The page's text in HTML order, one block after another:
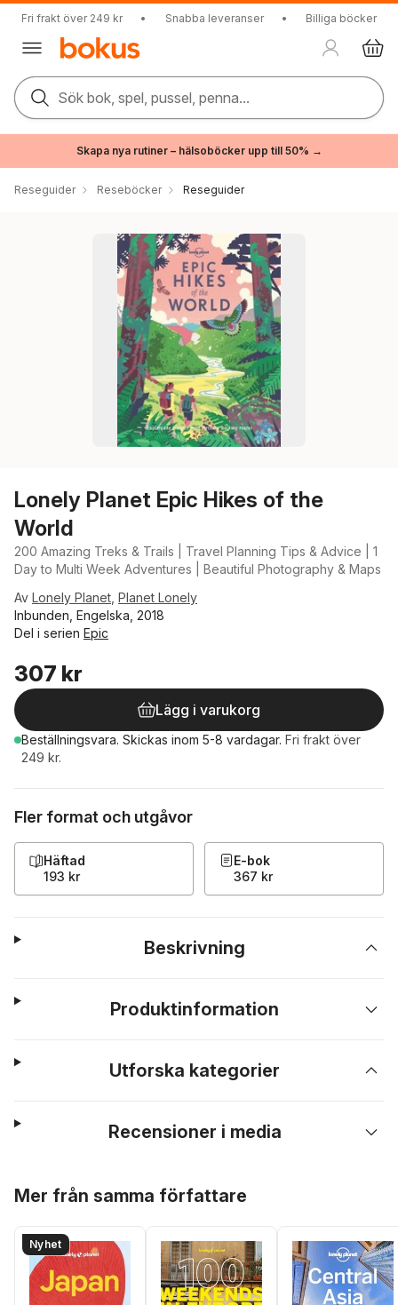
Fri frakt över 249 kr • Snabba leveranser • Billiga böcker
Sök bok, spel, pussel, penna...
Skapa nya rutiner – hälsoböcker upp till 50% →
Reseguider Reseböcker Reseguider
Lonely Planet Epic Hikes of the
World
200 Amazing Treks & Trails | Travel Planning Tips & Advice | 1
Day to Multi Week Adventures | Beautiful Photography & Maps
Av Lonely Planet Planet Lonely
Inbunden, Engelska, 2018
Del i serien Epic
307 kr
Lägg i varukorg
Beställningsvara. Skickas inom 5-8 vardagar. Fri frakt över
249 kr.
Fler format och utgåvor
Häftad
193 kr
E-bok
367 kr
Beskrivning
Produktinformation
Utforska kategorier
Recensioner i media
Mer från samma författare
Nyhet